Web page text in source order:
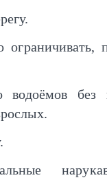
водоёмов без